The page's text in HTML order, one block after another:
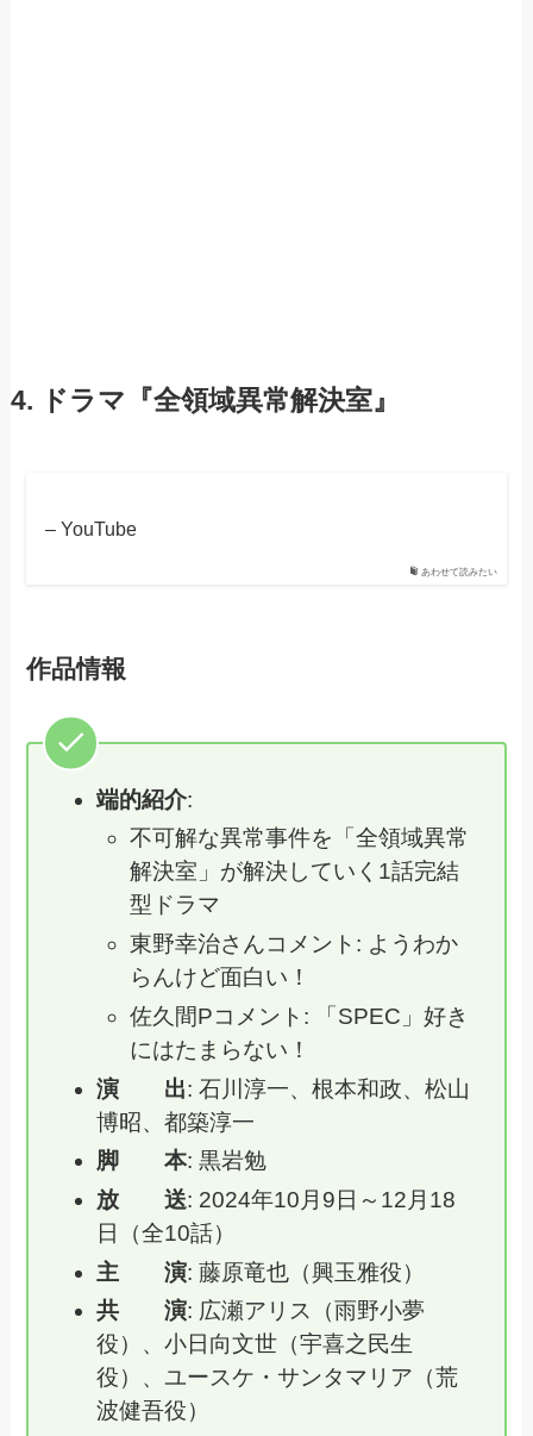
4. ドラマ『全領域異常解決室』
あわせて読みたい
– YouTube
作品情報
端的紹介:
不可解な異常事件を「全領域異常
解決室」が解決していく1話完結
型ドラマ
東野幸治さんコメント: ようわか
らんけど面白い！
佐久間Pコメント: 「SPEC」好き
にはたまらない！
演 出: 石川淳一、根本和政、松山
博昭、都築淳一
脚 本: 黒岩勉
放 送: 2024年10月9日～12月18
日（全10話）
主 演: 藤原竜也（興玉雅役）
共 演: 広瀬アリス（雨野小夢
役）、小日向文世（宇喜之民生
役）、ユースケ・サンタマリア（荒
波健吾役）